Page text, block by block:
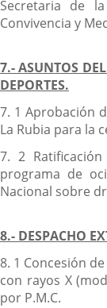
Secretaria de
Convivencia y
7.- ASUNTOS
DEPORTES.
7. 1 Aprobación
La Rubia para la
7. 2
programa de
Nacional sobre
8.- DESPACHO
8. 1 Concesión
con rayos X
por P.M.C.